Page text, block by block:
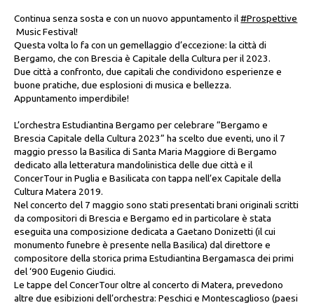
Continua senza sosta e con un nuovo appuntamento il#Prospettive
Music Festival!
Questa volta lo fa con un gemellaggio d’eccezione: la città di
Bergamo, che con Brescia è Capitale della Cultura per il 2023.
Due città a confronto, due capitali che condividono esperienze e
buone pratiche, due esplosioni di musica e bellezza.
Appuntamento imperdibile!
L’orchestra Estudiantina Bergamo per celebrare “Bergamo e
Brescia Capitale della Cultura 2023” ha scelto due eventi, uno il 7
maggio presso la Basilica di Santa Maria Maggiore di Bergamo
dedicato alla letteratura mandolinistica delle due città e il
ConcerTour in Puglia e Basilicata con tappa nell’ex Capitale della
Cultura Matera 2019.
Nel concerto del 7 maggio sono stati presentati brani originali scritti
da compositori di Brescia e Bergamo ed in particolare è stata
eseguita una composizione dedicata a Gaetano Donizetti (il cui
monumento funebre è presente nella Basilica) dal direttore e
compositore della storica prima Estudiantina Bergamasca dei primi
del ‘900 Eugenio Giudici.
Le tappe del ConcerTour oltre al concerto di Matera, prevedono
altre due esibizioni dell’orchestra: Peschici e Montescaglioso (paesi